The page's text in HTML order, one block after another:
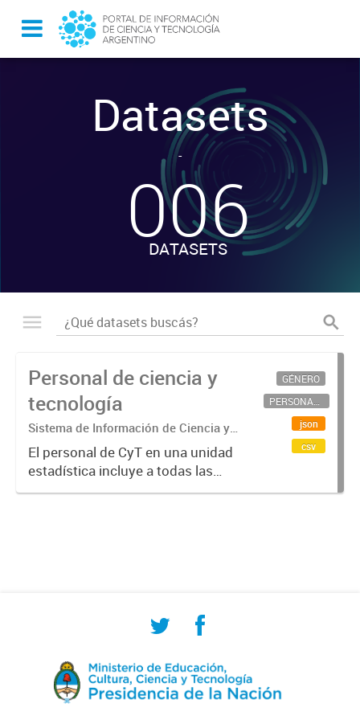
Datasets
-
006
DATASETS
Personal de ciencia y
tecnología
Sistema de Información de Ciencia y
Tecnología Argentino (SICYTAR)
El personal de CyT en una unidad
estadística incluye a todas las
personas involucradas
GÉNERO
PERSONAL CIENTÍFICO-TECNOLÓGICO
json
csv